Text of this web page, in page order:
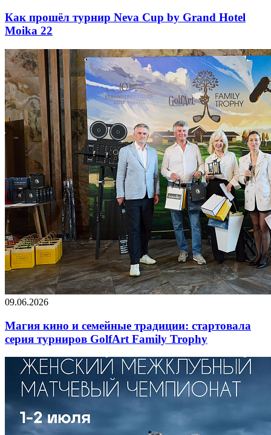
Как прошёл турнир Neva Cup by Grand Hotel
Moika 22
09.06.2026
Магия кино и семейные традиции: стартовала
серия турниров GolfArt Family Trophy